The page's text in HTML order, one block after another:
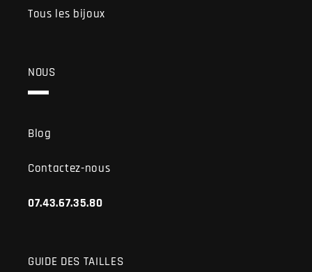
Tous les bijoux
NOUS
Blog
Contactez-nous
07.43.67.35.80
GUIDE DES TAILLES